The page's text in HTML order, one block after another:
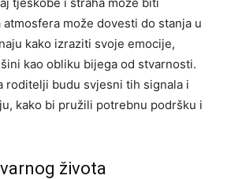
može dovesti do stanja u
kako izraziti svoje emocije,
kao obliku bijega od stvarnosti.
roditelji budu svjesni tih signala i
kako bi pružili potrebnu podršku i
života